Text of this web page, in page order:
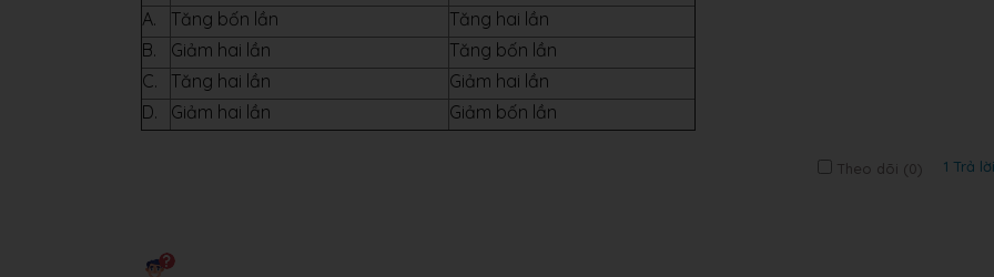
A.
Tăng bốn lần
Tăng hai lần
B.
Giảm hai lần
Tăng bốn lần
C.
Tăng hai lần
Giảm hai lần
D.
Giảm hai lần Giảm bốn lần
Theo dõi (0) 1 Trả lời